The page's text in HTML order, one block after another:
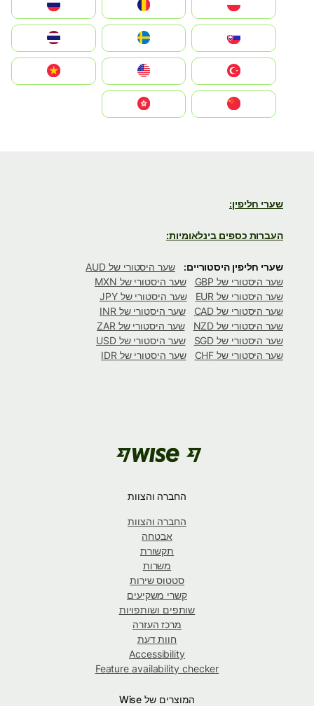
România
Slovensko
United States
Vietnam
שערי חליפין:
העברות כספים בינלאומיות:
שערי חליפין היסטוריים:
שער היסטורי של AUD
שער היסטורי של GBP
שער היסטורי של MXN
שער היסטורי של EUR
שער היסטורי של JPY
שער היסטורי של CAD
שער היסטורי של INR
שער היסטורי של NZD
שער היסטורי של ZAR
שער היסטורי של SGD
שער היסטורי של USD
שער היסטורי של CHF
שער היסטורי של IDR
החברה והצוות
החברה והצוות
אבטחה
תקשורת
משרות
סטטוס שירות
קשרי משקיעים
שותפים ושותפויות
מרכז העזרה
חוות דעת
Accessibility
Feature availability checker
המוצרים של Wise